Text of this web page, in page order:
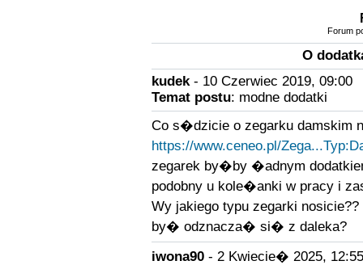
Forum
O
kudek- 10 Czerwiec 2019, 09:00
Temat postu: modne dodatki
Co s�dzicie o zegarku damskim
https://www.ceneo.pl/
zegarek by�by �adnym
podobny u kole�anki w pracy i
Wy jakiego typu zegarki
by� odznacza� si� z daleka?
iwona90- 2 Kwiecie� 2025, 12:55